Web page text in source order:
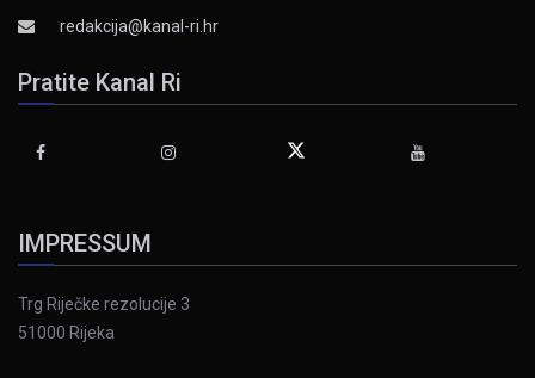
redakcija@kanal-ri.hr
Pratite Kanal Ri
IMPRESSUM
Trg Riječke rezolucije 3
51000 Rijeka